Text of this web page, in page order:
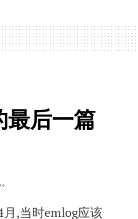
最后一篇
。
,当时emlog应该